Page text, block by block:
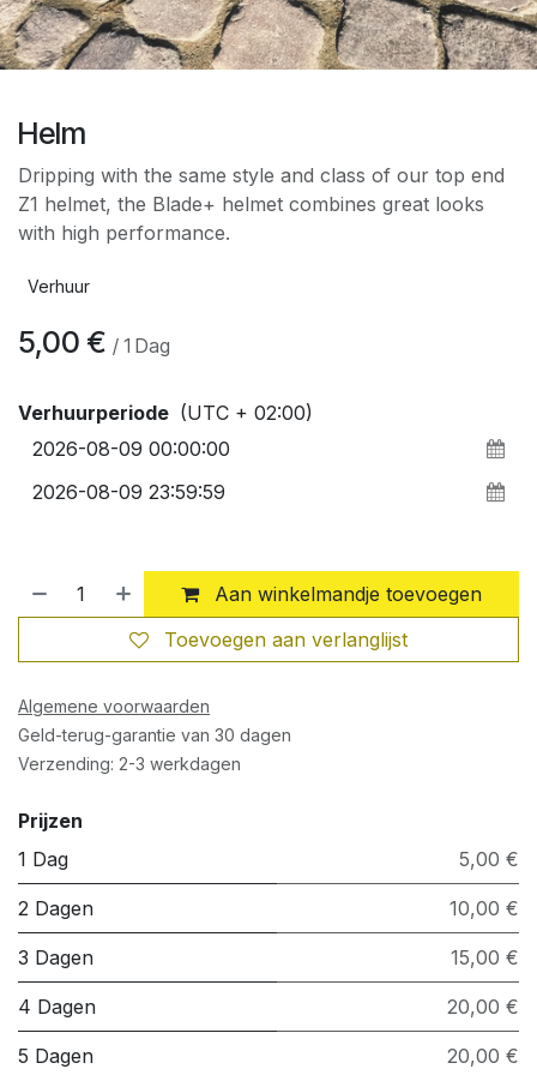
Helm
Dripping with the same style and class of our top end
Z1 helmet, the Blade+ helmet combines great looks
with high performance.
Verhuur
5,00 € / 1 Dag
Verhuurperiode (UTC + 02:00)
Aan winkelmandje toevoegen
Toevoegen aan verlanglijst
Algemene voorwaarden
Geld-terug-garantie van 30 dagen
Verzending: 2-3 werkdagen
Prijzen
1 Dag
5,00 €
2 Dagen 10,00 €
3 Dagen 15,00 €
4 Dagen 20,00 €
5 Dagen 20,00 €